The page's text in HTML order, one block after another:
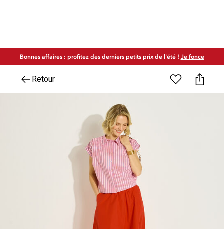
Bonnes affaires : profitez des derniers petits prix de l'été ! Je fonce
Retour